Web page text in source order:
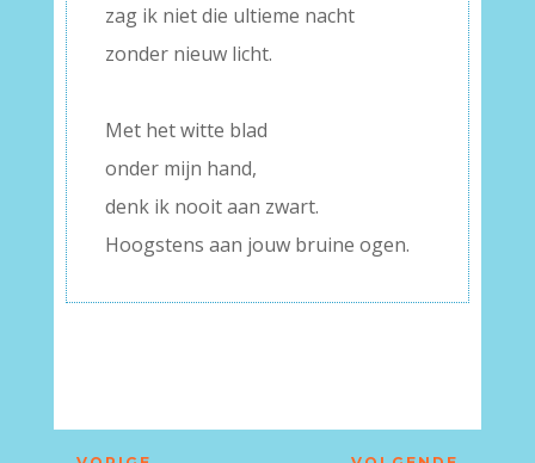
zag ik niet die ultieme nacht
zonder nieuw licht.
Met het witte blad
onder mijn hand,
denk ik nooit aan zwart.
Hoogstens aan jouw bruine ogen.